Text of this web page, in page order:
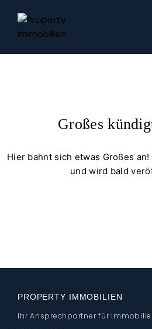
Großes
Hier bahnt sich etwas Großes
und wird bald
PROPERTY IMMOBILIEN
Ihr Ansprechpartner für